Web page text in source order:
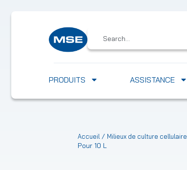
PRODUITS ASSISTANCE
Accueil / Milieux de culture cellulaire
Pour 10 L